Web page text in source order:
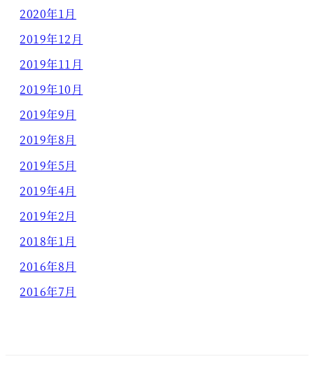
2020年1月
2019年12月
2019年11月
2019年10月
2019年9月
2019年8月
2019年5月
2019年4月
2019年2月
2018年1月
2016年8月
2016年7月